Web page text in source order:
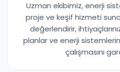
Uzman ekibimiz, enerji
proje ve keşif hizmeti
değerlendirir,
planlar ve enerji
çalışmasını